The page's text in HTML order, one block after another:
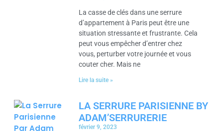
La casse de clés dans une serrure
d’appartement à Paris peut être une
situation stressante et frustrante. Cela
peut vous empêcher d’entrer chez
vous, perturber votre journée et vous
couter cher. Mais ne
Lire la suite »
LA SERRURE PARISIENNE BY
ADAM’SERRURERIE
février 9, 2023